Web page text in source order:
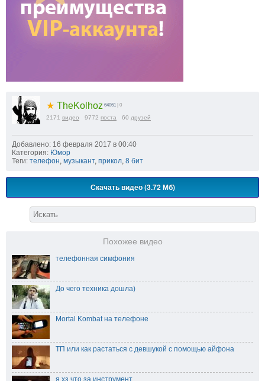
★ TheKolhoz 64061 | 0
2171 видео 9772 поста 60 друзей
Добавлено: 16 февраля 2017 в 00:40
Категория: Юмор
Теги: телефон музыкант, прикол 8 бит
Скачать видео (3.72 Мб)
Похожее видео
телефонная симфония
До чего техника дошла)
Mortal Kombat на телефоне
ТП или как растаться с девшукой с помощью айфона
я хз что за инструмент